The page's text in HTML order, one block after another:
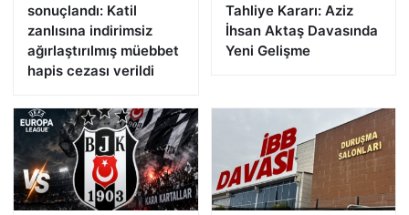
sonuçlandı: Katil
zanlısına indirimsiz
ağırlaştırılmış müebbet
hapis cezası verildi
Tahliye Kararı: Aziz
İhsan Aktaş Davasında
Yeni Gelişme